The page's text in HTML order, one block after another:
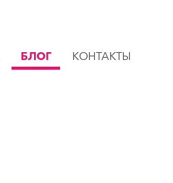
БЛОГ КОНТАКТЫ